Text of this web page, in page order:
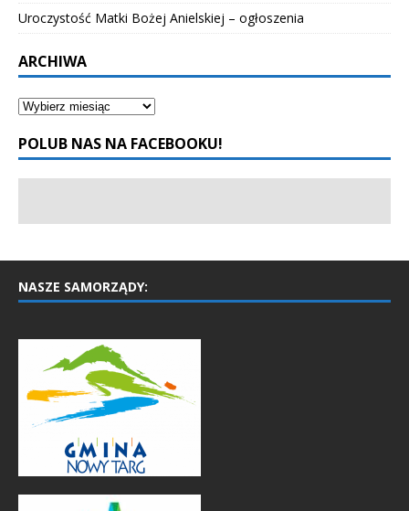
Uroczystość Matki Bożej Anielskiej – ogłoszenia
ARCHIWA
POLUB NAS NA FACEBOOKU!
NASZE SAMORZĄDY: